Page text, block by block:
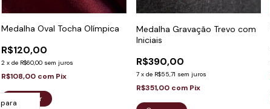
para
Medalha Oval Tocha Olímpica
R$120,00
2 xde R$60,00 sem juros
R$108,00 com Pix
Comprar
Medalha Gravação Trevo com
Iniciais
R$390,00
7 x de R$55,71 sem juros
R$351,00 com Pix